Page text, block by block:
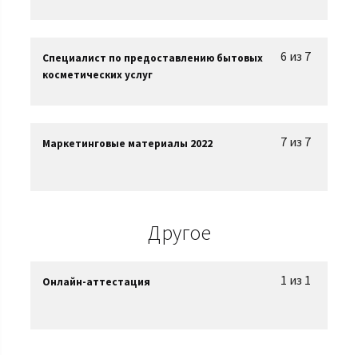
6 из 7
Специалист по предоставлению бытовых
косметических услуг
7 из 7
Маркетинговые материалы 2022
Другое
1 из 1
Онлайн-аттестация